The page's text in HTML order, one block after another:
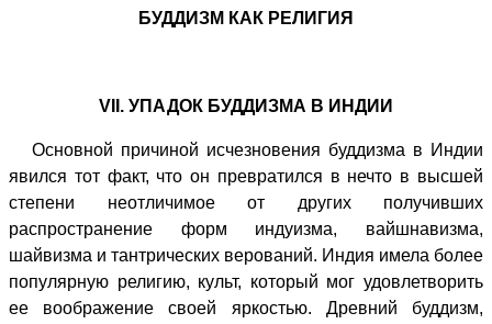
БУДДИЗМ КАК РЕЛИГИЯ
VII. УПАДОК БУДДИЗМА В ИНДИИ
Основной причиной исчезновения буддизма в Индии
явился тот факт, что он превратился в нечто в высшей
степени неотличимое от других получивших
распространение форм индуизма, вайшнавизма,
шайвизма и тантрических верований. Индия имела более
популярную религию, культ, который мог удовлетворить
ее воображение своей яркостью. Древний буддизм,